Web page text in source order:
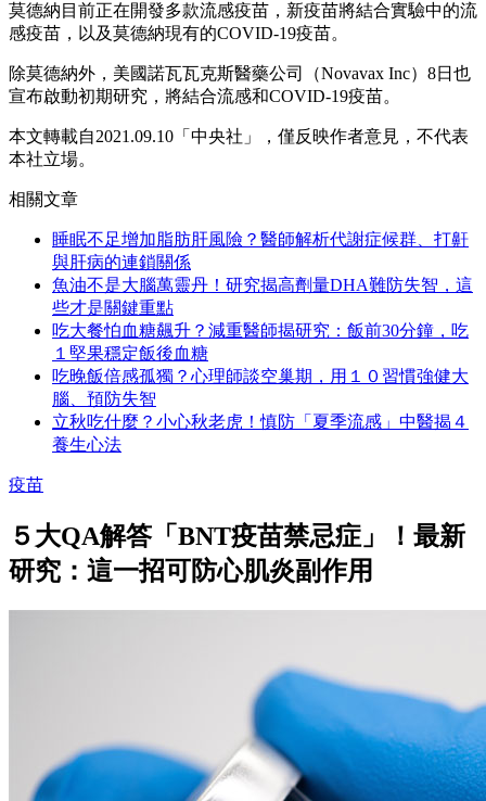
莫德納目前正在開發多款流感疫苗，新疫苗將結合實驗中的流
感疫苗，以及莫德納現有的COVID-19疫苗。
除莫德納外，美國諾瓦瓦克斯醫藥公司（Novavax Inc）8日也
宣布啟動初期研究，將結合流感和COVID-19疫苗。
本文轉載自2021.09.10 「中央社」， 僅反映作者意見，不代表
本社立場。
相關文章
睡眠不足增加脂肪肝風險？醫師解析代謝症候群、打鼾
與肝病的連鎖關係
魚油不是大腦萬靈丹！研究揭高劑量DHA難防失智，這
些才是關鍵重點
吃大餐怕血糖飆升？減重醫師揭研究：飯前30分鐘，吃
１堅果穩定飯後血糖
吃晚飯倍感孤獨？心理師談空巢期，用１０習慣強健大
腦、預防失智
立秋吃什麼？小心秋老虎！慎防「夏季流感」中醫揭４
養生心法
疫苗
５大QA解答「BNT疫苗禁忌症」！最新
研究：這一招可防心肌炎副作用